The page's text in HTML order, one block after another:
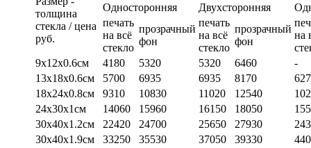
толщина
стекла / цена
руб.
Односторонняя
Двухсторонняя
печать
на всё
стекло
прозрачный
фон
печать
на всё
стекло
прозрачный
фон
на
9х12х0.6см
4180 5320 5320 6460
-
13х18х0.6см
5700 6935 6935 8170
18х24х0.8см
9310 10830 11020 12540
24х30х1см
14060 15960 16150 18050
30х40х1.2см
22420 24700 25650 27930
30х40х1.9см
33250 35530 37050 39330